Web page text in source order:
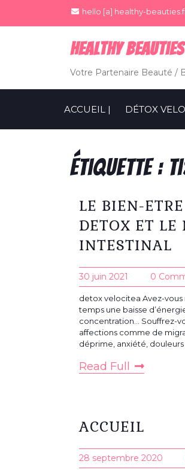
hello [a] healthy-
Healthy BeauTies
Votre Partenaire Beauté /
ACCUEIL | DÉTOX
Étiquette :
LE BIEN-
DETOX ET LE
INTESTINAL
30 juin 2021 0
detox velocitea Avez-
temps une baisse
concentration… Souffrez-
affections comme de
déprime, anxiété, douleurs
Read Full
ACCUEIL
28 septembre 2020